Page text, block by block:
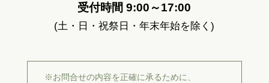
受付時間 9:00～17:00
(土・日・祝祭日・年末年始を除く)
※お問合せの内容を正確に承るために、